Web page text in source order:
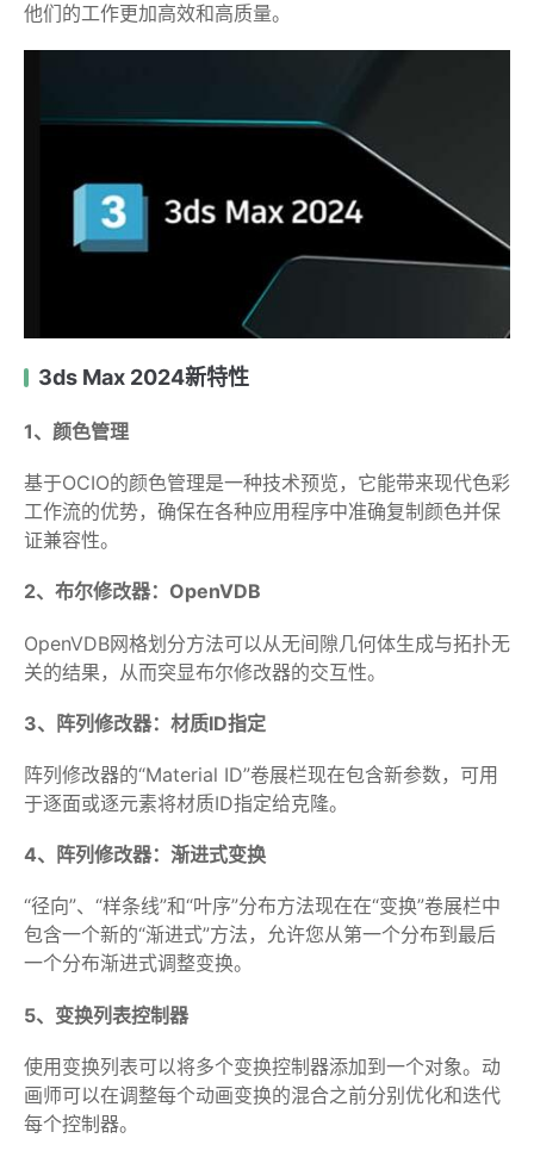
他们的工作更加高效和高质量。
3ds Max 2024新特性
1、颜色管理
基于OCIO的颜色管理是一种技术预览，它能带来现代色彩
工作流的优势，确保在各种应用程序中准确复制颜色并保
证兼容性。
2、布尔修改器：OpenVDB
OpenVDB网格划分方法可以从无间隙几何体生成与拓扑无
关的结果，从而突显布尔修改器的交互性。
3、阵列修改器：材质ID指定
阵列修改器的“Material ID”卷展栏现在包含新参数，可用
于逐面或逐元素将材质ID指定给克隆。
4、阵列修改器：渐进式变换
“径向”、“样条线”和“叶序”分布方法现在在“变换”卷展栏中
包含一个新的“渐进式”方法，允许您从第一个分布到最后
一个分布渐进式调整变换。
5、变换列表控制器
使用变换列表可以将多个变换控制器添加到一个对象。动
画师可以在调整每个动画变换的混合之前分别优化和迭代
每个控制器。